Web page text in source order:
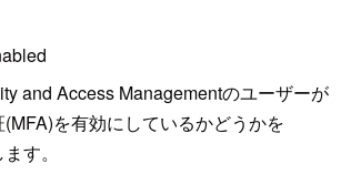
and Access Managementのユーザーが
を有効にしているかどうかを
す。